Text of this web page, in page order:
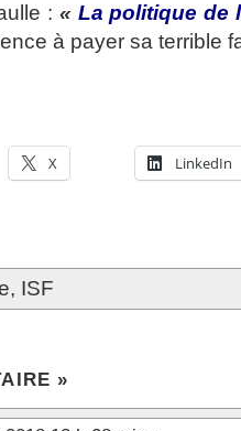
: « La politique de
à payer sa terrible
X
LinkedIn
, ISF
»